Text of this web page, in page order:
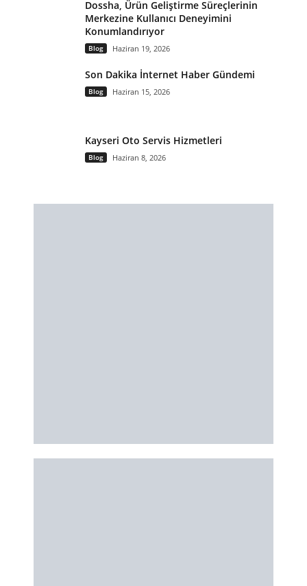
Dossha, Ürün Geliştirme Süreçlerinin
Merkezine Kullanıcı Deneyimini
Konumlandırıyor
Blog Haziran 19, 2026
Son Dakika İnternet Haber Gündemi
Blog Haziran 15, 2026
Kayseri Oto Servis Hizmetleri
Blog Haziran 8, 2026